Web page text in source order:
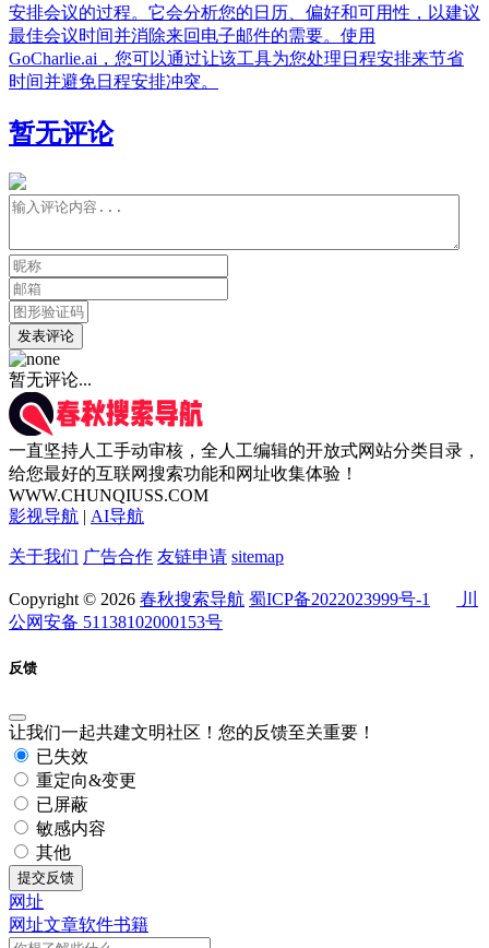
安排会议的过程。它会分析您的日历、偏好和可用性，以建议
最佳会议时间并消除来回电子邮件的需要。使用
GoCharlie.ai，您可以通过让该工具为您处理日程安排来节省
时间并避免日程安排冲突。
暂无评论
发表评论
暂无评论...
一直坚持人工手动审核，全人工编辑的开放式网站分类目录，
给您最好的互联网搜索功能和网址收集体验！
WWW.CHUNQIUSS.COM
影视导航 | AI导航
关于我们 广告合作 友链申请 sitemap
Copyright © 2026 春秋搜索导航 蜀ICP备2022023999号-1
川
公网安备 51138102000153号
反馈
让我们一起共建文明社区！您的反馈至关重要！
已失效
重定向&变更
已屏蔽
敏感内容
其他
提交反馈
网址
网址文章软件书籍